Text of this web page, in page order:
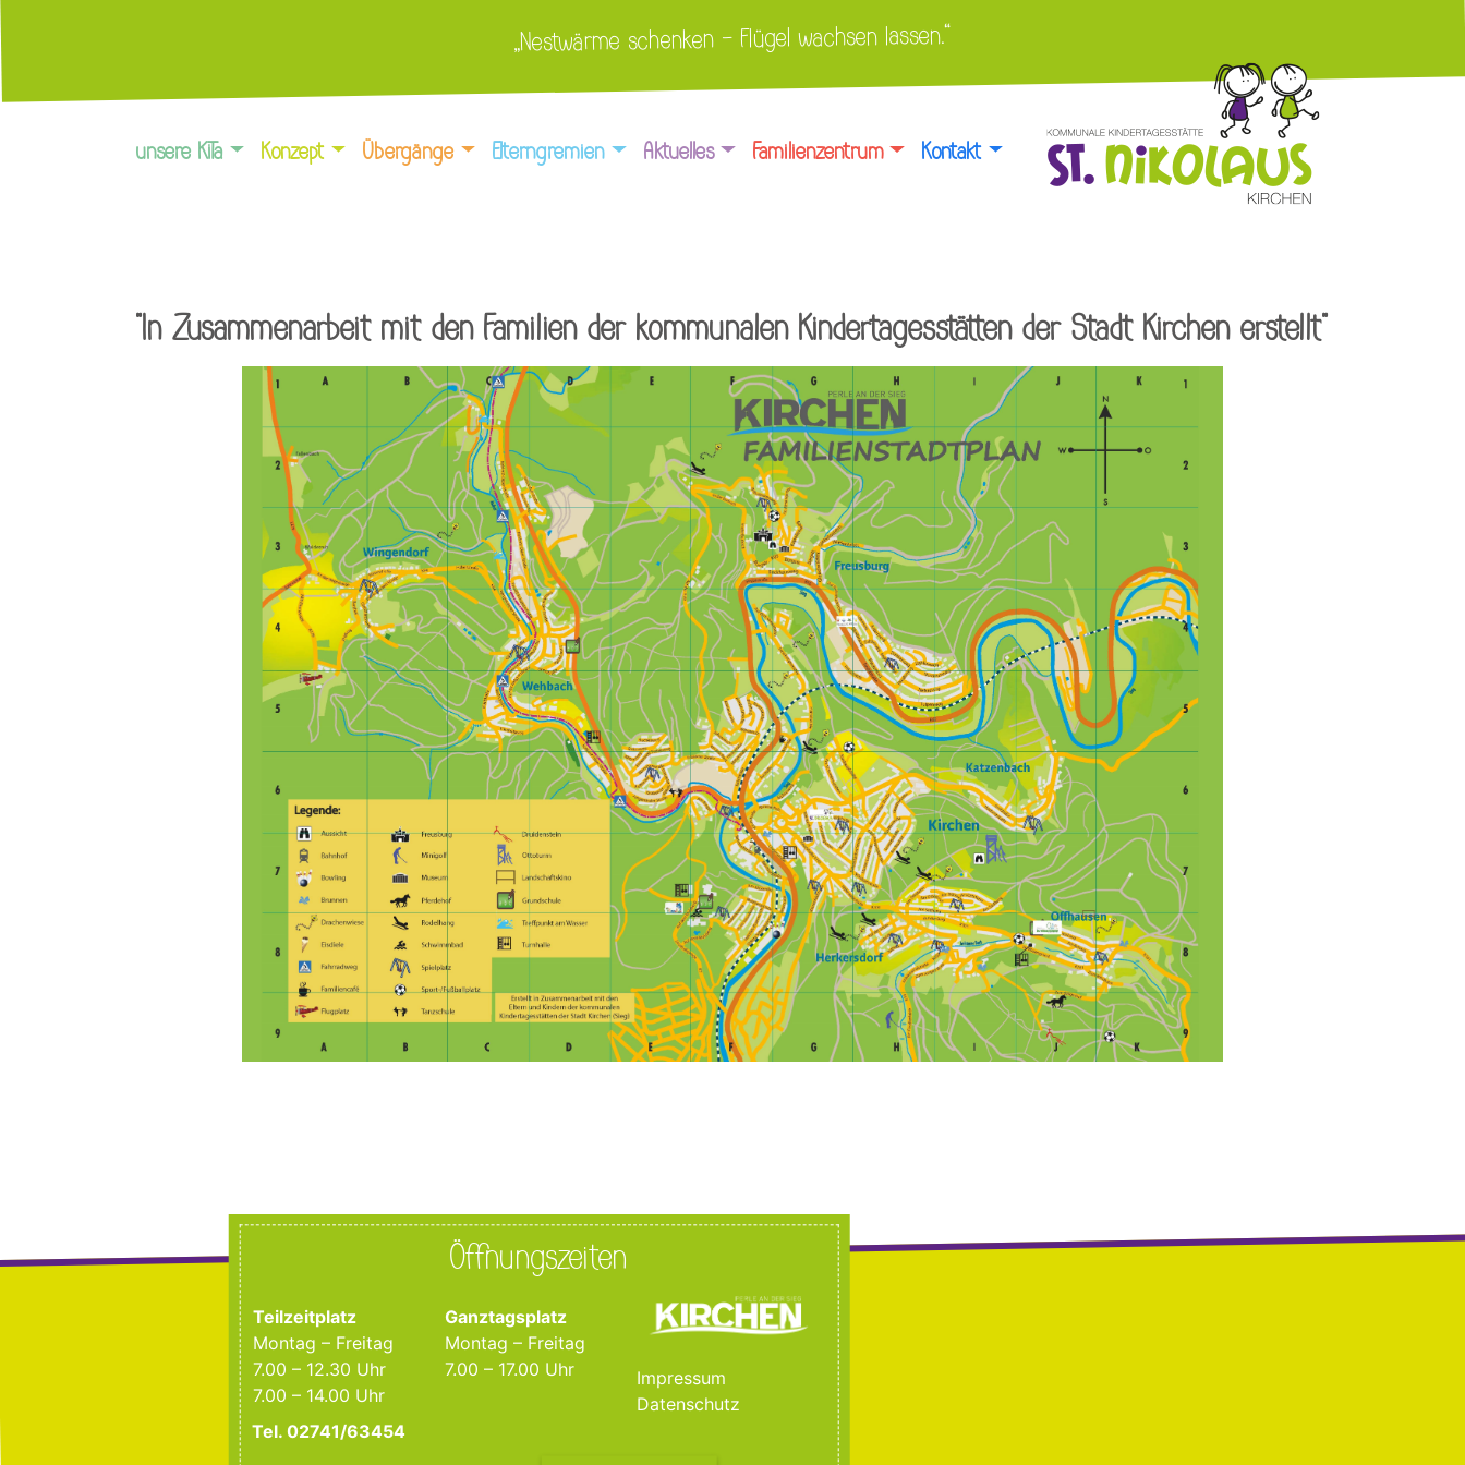
„Nestwärme schenken – Flügel wachsen lassen.“
unsere KiTa Konzept Übergänge Elterngremien Aktuelles Familienzentrum Kontakt
"In Zusammenarbeit mit den Familien der kommunalen Kindertagesstätten der Stadt Kirchen erstellt"
Öffnungszeiten
Teilzeitplatz
Montag – Freitag
7.00 – 12.30 Uhr
7.00 – 14.00 Uhr
Ganztagsplatz
Montag – Freitag
7.00 – 17.00 Uhr
Impressum
Datenschutz
Tel. 02741/63454